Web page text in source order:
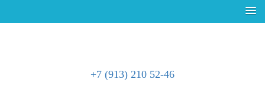
+7 (913) 210 52-46